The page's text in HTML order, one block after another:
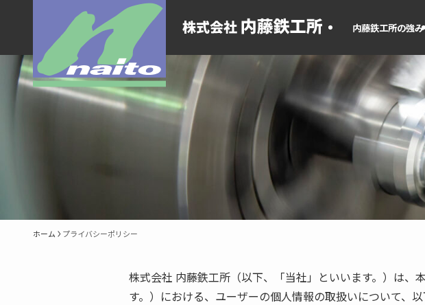
内藤鉄工所の強み
ホーム プライバシーポリシー
株式会社 内藤鉄工所（以下、「当社」といいます。）は
す。）における、ユーザーの個人情報の取扱いについて、